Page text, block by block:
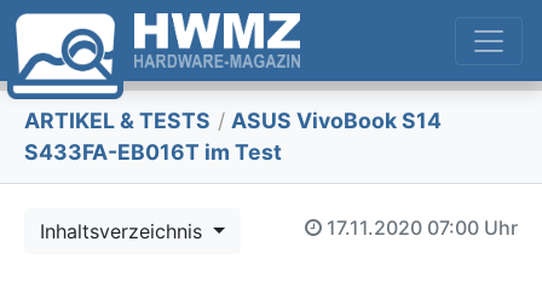
ARTIKEL & TESTS / ASUS VivoBook S14
S433FA-EB016T im Test
Inhaltsverzeichnis 17.11.2020 07:00 Uhr